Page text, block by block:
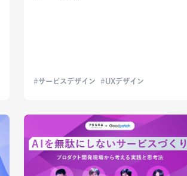
サービスデザイン UXデザイン